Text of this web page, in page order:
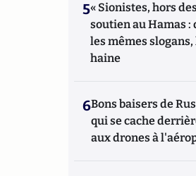
5« Sionistes, hors
soutien au Hamas :
les mêmes
haine
6Bons baisers de
qui se cache
aux drones à